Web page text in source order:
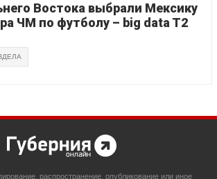
Востока выбрали Мексику
ЧМ по футболу – big data T2
распространение, опубликование или иное